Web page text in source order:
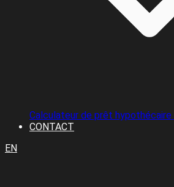
Calculateur de prêt hypothécaire
CONTACT
EN